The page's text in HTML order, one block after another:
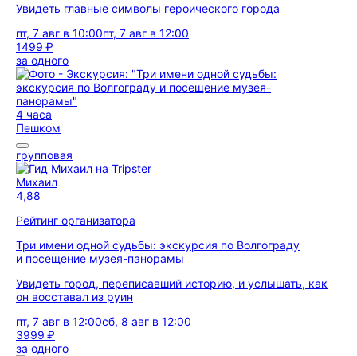
Увидеть главные символы героического города
пт, 7 авг в 10:00пт, 7 авг в 12:00
1499 ₽
за одного
4 часа
Пешком
групповая
Михаил
4,88
Рейтинг организатора
Три имени одной судьбы: экскурсия по Волгограду
и посещение музея-панорамы
Увидеть город, переписавший историю, и услышать, как
он восставал из руин
пт, 7 авг в 12:00сб, 8 авг в 12:00
3999 ₽
за одного